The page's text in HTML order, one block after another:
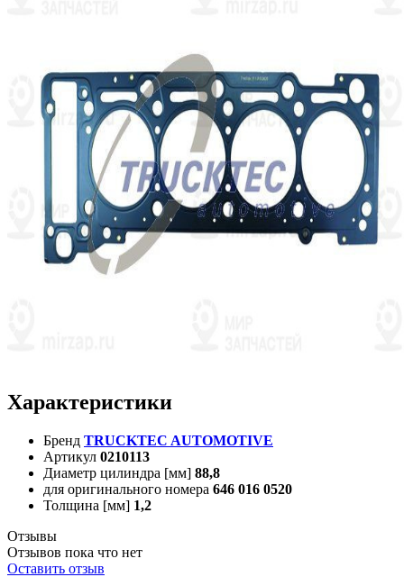
Характеристики
Бренд TRUCKTEC AUTOMOTIVE
Артикул 0210113
Диаметр цилиндра [мм] 88,8
для оригинального номера 646 016 0520
Толщина [мм] 1,2
Отзывы
Отзывов пока что нет
Оставить отзыв